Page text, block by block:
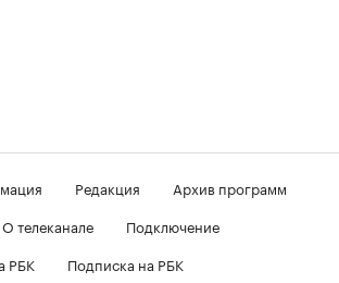
Редакция
Архив программ
О телеканале
Подключение
РБК
Подписка на РБК